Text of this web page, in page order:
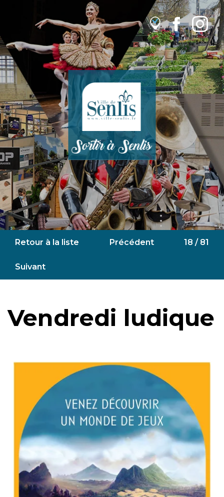
Retour à la liste Précédent 18 / 81
Suivant
Vendredi ludique